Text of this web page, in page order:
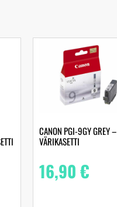
CANON PGI-9GY GREY –
VÄRIKASETTI
16,90€